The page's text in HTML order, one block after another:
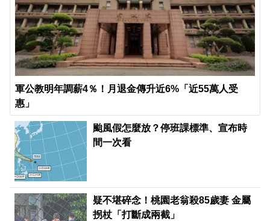
軍公教明年調薪4％！月退金傳升近6%「近55萬人受
惠」
颱風假怎麼放？停班課標準、宣布時
間一次看
疑不堪碎念！桃園老翁殺85歲妻 金屬
拐杖「打斷成兩截」